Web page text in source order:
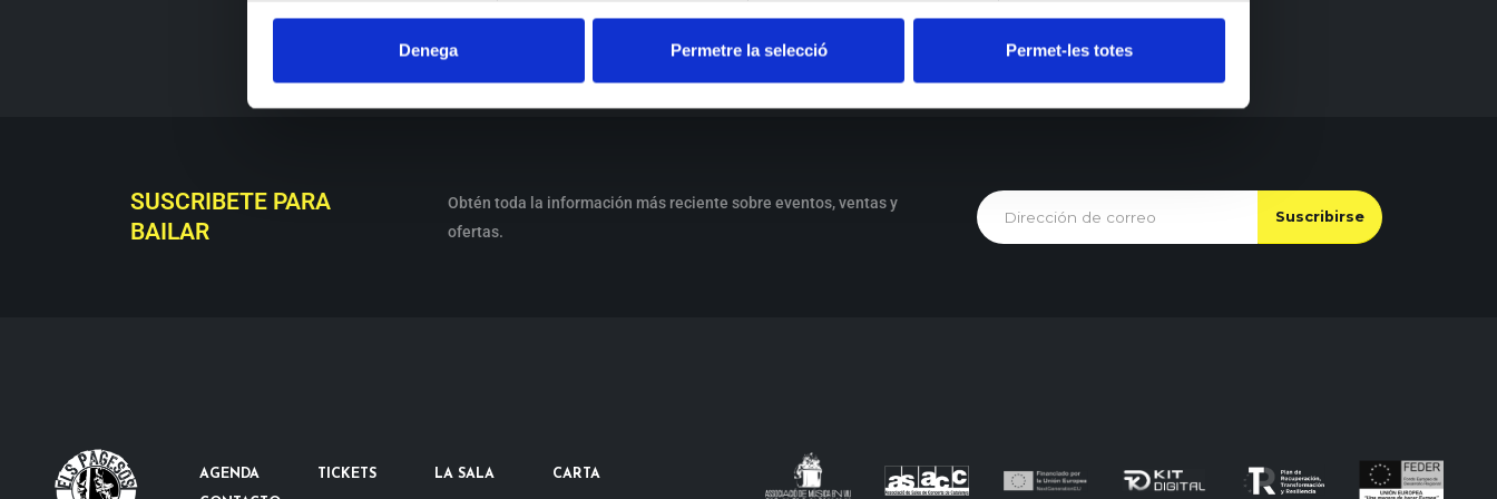
Denega Permetre la selecció Permet-les totes
amb els versos de la Generació del 27, a càrrec
de Dixieland Preachers.
SUSCRIBETE PARA
BAILAR
Obtén toda la información más reciente sobre eventos, ventas y
ofertas.
AGENDA TICKETS LA SALA CARTA